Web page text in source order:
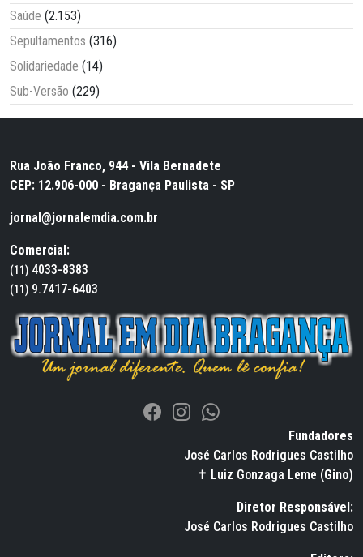
Saúde (2.153)
Sepultamentos (316)
Solidariedade (14)
Sub-Versão (229)
Rua João Franco, 944 - Vila Bernadete
CEP: 12.906-000 - Bragança Paulista - SP
jornal@jornalemdia.com.br
Comercial:
(11) 4033-8383
(11) 9.7417-6403
Fundadores
José Carlos Rodrigues Castilho
✝ Luiz Gonzaga Leme (Gino)
Diretor Responsável:
José Carlos Rodrigues Castilho